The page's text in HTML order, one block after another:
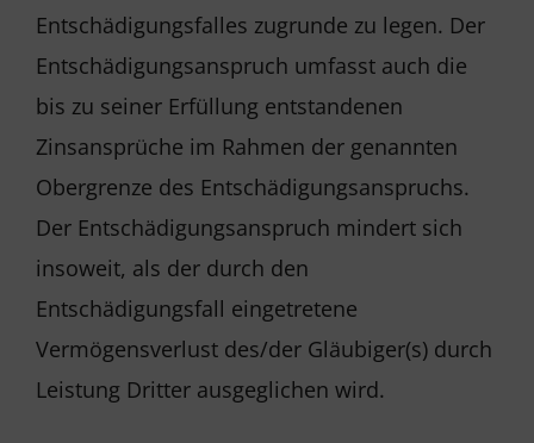
Entschädigungsfalles zugrunde zu legen. Der
Entschädigungsanspruch umfasst auch die
bis zu seiner Erfüllung entstandenen
Zinsansprüche im Rahmen der genannten
Obergrenze des Entschädigungsanspruchs.
Der Entschädigungsanspruch mindert sich
insoweit, als der durch den
Entschädigungsfall eingetretene
Vermögensverlust des/der Gläubiger(s) durch
Leistung Dritter ausgeglichen wird.